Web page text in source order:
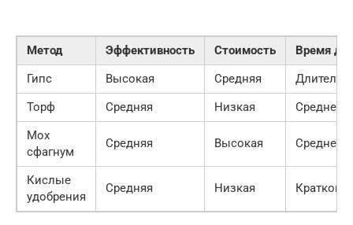
Метод Эффективность Стоимость
Время
Гипс
Высокая Средняя
Торф
Средняя Низкая
Среднее
Мох
сфагнум
Средняя Высокая Среднее
Кислые
удобрения
Средняя Низкая